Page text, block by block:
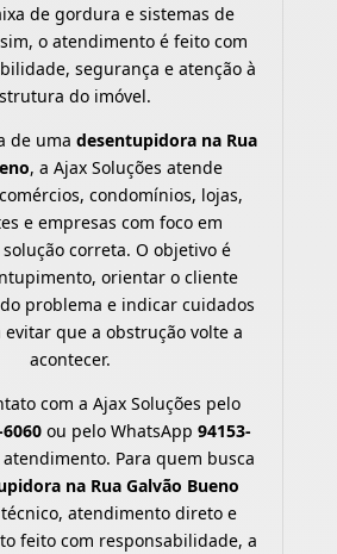
de gordura e sistemas de
o atendimento é feito com
segurança e atenção à
do imóvel.
de uma desentupidora na Rua
, a Ajax Soluções atende
condomínios, lojas,
e empresas com foco em
correta. O objetivo é
orientar o cliente
problema e indicar cuidados
que a obstrução volte a
acontecer.
com a Ajax Soluções pelo
ou pelo WhatsApp 94153-
Para quem busca
na Rua Galvão Bueno
atendimento direto e
feito com responsabilidade, a